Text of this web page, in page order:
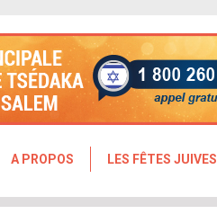
A PROPOS LES FÊTES JUIVES